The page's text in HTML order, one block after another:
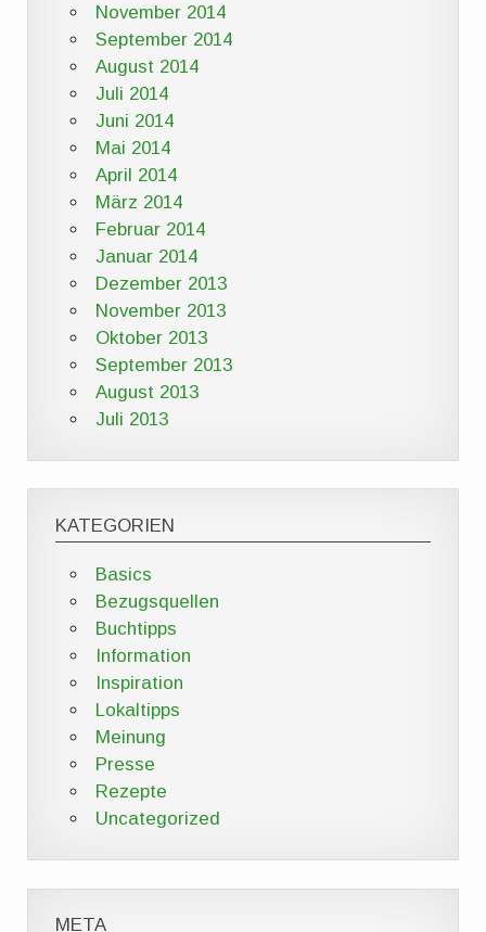
November 2014
September 2014
August 2014
Juli 2014
Juni 2014
Mai 2014
April 2014
März 2014
Februar 2014
Januar 2014
Dezember 2013
November 2013
Oktober 2013
September 2013
August 2013
Juli 2013
KATEGORIEN
Basics
Bezugsquellen
Buchtipps
Information
Inspiration
Lokaltipps
Meinung
Presse
Rezepte
Uncategorized
META